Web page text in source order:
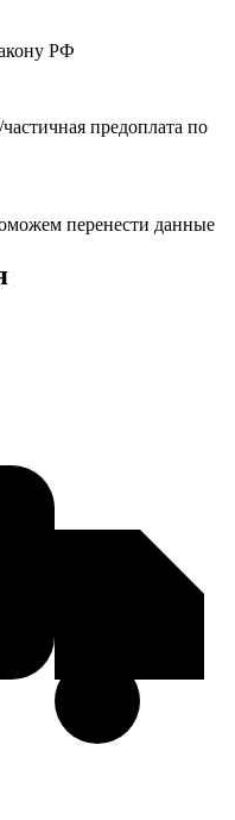
РФ
предоплата по
перенести данные